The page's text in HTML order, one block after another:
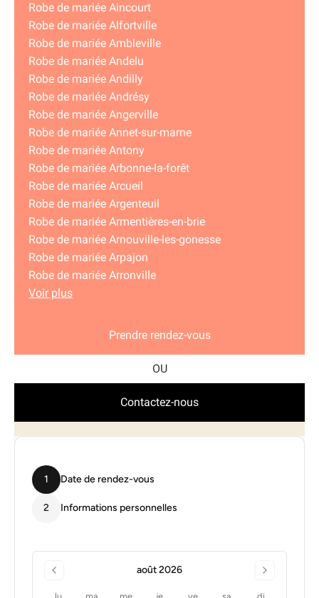
Robe de mariée Aincourt
Robe de mariée Alfortville
Robe de mariée Ambleville
Robe de mariée Andelu
Robe de mariée Andilly
Robe de mariée Andrésy
Robe de mariée Angerville
Robe de mariée Annet-sur-marne
Robe de mariée Antony
Robe de mariée Arbonne-la-forêt
Robe de mariée Arcueil
Robe de mariée Argenteuil
Robe de mariée Armentières-en-brie
Robe de mariée Arnouville-les-gonesse
Robe de mariée Arpajon
Robe de mariée Arronville
Voir plus
Prendre rendez-vous
Contactez-nous